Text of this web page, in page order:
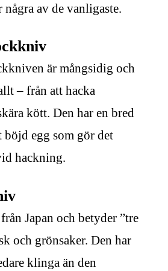
några av de vanligaste.
är mångsidig och
– från att hacka
kött. Den har en bred
egg som gör det
hackning.
Japan och betyder ”tre
och grönsaker. Den har
klinga än den